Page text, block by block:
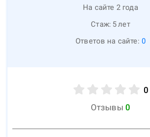
На сайте 2 года
Стаж: 5лет
Ответов на сайте: 0
0
Отзывы 0